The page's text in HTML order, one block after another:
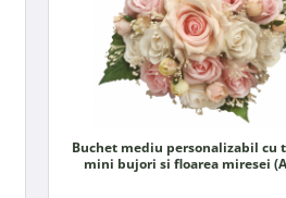
Buchet mediu personalizabil cu
mini bujori si floarea miresei